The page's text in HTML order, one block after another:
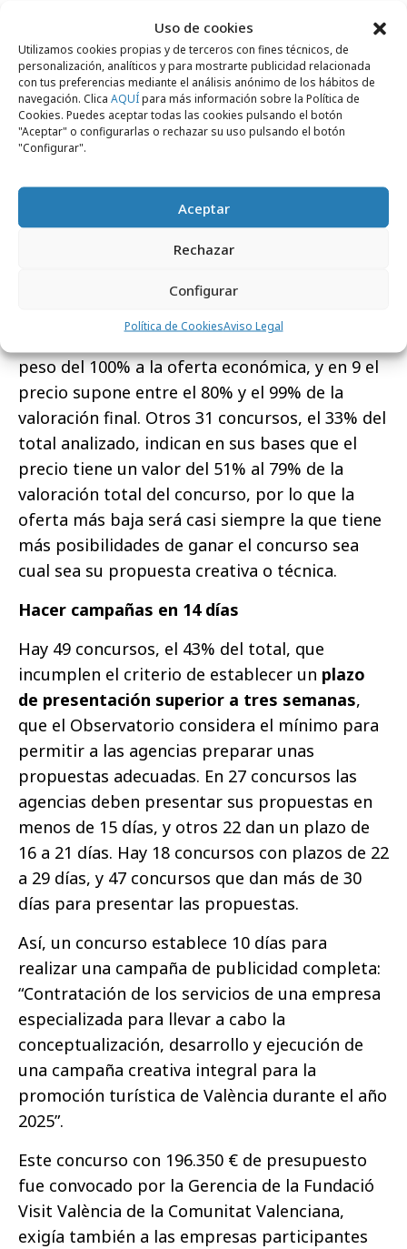
Uso de cookies
Utilizamos cookies propias y de terceros con fines técnicos, de
personalización, analíticos y para mostrarte publicidad relacionada
con tus preferencias mediante el análisis anónimo de los hábitos de
navegación. Clica AQUÍpara más información sobre la Política de
Cookies. Puedes aceptar todas las cookies pulsando el botón
"Aceptar" o configurarlas o rechazar su uso pulsando el botón
"Configurar".
Aceptar
Rechazar
Configurar
Política de CookiesAviso Legal
agencias medianas y pequeñas. Es un criterio
que además ha ido aumentando a un mayor
porcentaje sobre el total de concursos
analizados.
El tercer criterio más incumplido, por un
referido al precio: 55 concursos establecen la
oferta económica como principal o único
criterio de adjudicación, por delante de las
peso del 100% a la oferta económica, y en 9 el
precio supone entre el 80% y el 99% de la
valoración final. Otros 31 concursos, el 33% del
total analizado, indican en sus bases que el
precio tiene un valor del 51% al 79% de la
valoración total del concurso, por lo que la
oferta más baja será casi siempre la que tiene
más posibilidades de ganar el concurso sea
cual sea su propuesta creativa o técnica.
Hacer campañas en 14 días
Hay 49 concursos, el 43% del total, que
incumplen el criterio de establecer un plazo
de presentación superior a tres semanas,
que el Observatorio considera el mínimo para
permitir a las agencias preparar unas
propuestas adecuadas. En 27 concursos las
agencias deben presentar sus propuestas en
menos de 15 días, y otros 22 dan un plazo de
16 a 21 días. Hay 18 concursos con plazos de 22
a 29 días, y 47 concursos que dan más de 30
días para presentar las propuestas.
Así, un concurso establece 10 días para
realizar una campaña de publicidad completa:
“Contratación de los servicios de una empresa
especializada para llevar a cabo la
conceptualización, desarrollo y ejecución de
una campaña creativa integral para la
promoción turística de València durante el año
2025”.
Este concurso con 196.350 € de presupuesto
fue convocado por la Gerencia de la Fundació
Visit València de la Comunitat Valenciana,
exigía también a las empresas participantes